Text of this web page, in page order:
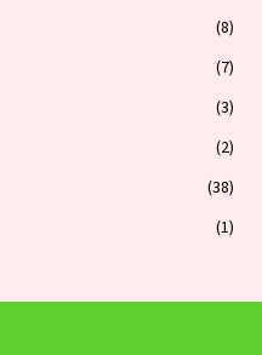
(8)
(7)
(3)
(2)
(38)
(1)